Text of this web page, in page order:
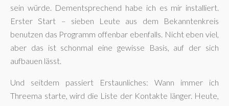
sein würde. Dementsprechend habe ich es mir installiert.
Erster Start – sieben Leute aus dem Bekanntenkreis
benutzen das Programm offenbar ebenfalls. Nicht eben viel,
aber das ist schonmal eine gewisse Basis, auf der sich
aufbauen lässt.
Und seitdem passiert Erstaunliches: Wann immer ich
Threema starte, wird die Liste der Kontakte länger. Heute,